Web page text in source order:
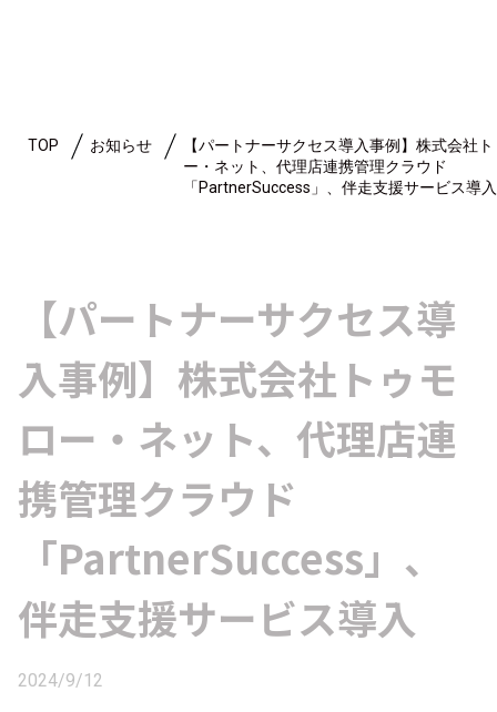
TOP お知らせ
【パートナーサクセス導入事例】株式会社
ー・ネット、代理店連携管理クラウド
「PartnerSuccess」、伴走支援サービス導入
【パートナーサクセス導
入事例】株式会社トゥモ
ロー・ネット、代理店連
携管理クラウド
「PartnerSuccess」、
伴走支援サービス導入
2024/9/12